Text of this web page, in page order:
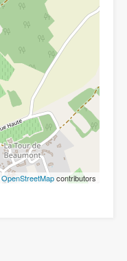
OpenStreetMapcontributors